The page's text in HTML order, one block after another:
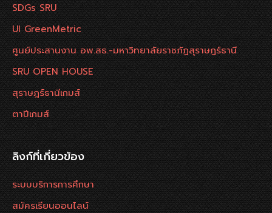
SDGs SRU
UI GreenMetric
ศูนย์ประสานงาน อพ.สธ.-มหาวิทยาลัยราชภัฏสุราษฎร์ธานี
SRU OPEN HOUSE
สุราษฎร์ธานีเกมส์
ตาปีเกมส์
ลิงก์ที่เกี่ยวข้อง
ระบบบริการการศึกษา
สมัครเรียนออนไลน์